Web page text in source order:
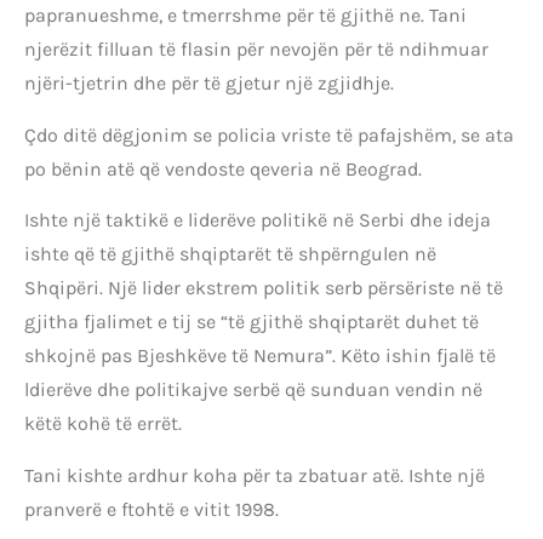
papranueshme, e tmerrshme për të gjithë ne. Tani
njerëzit filluan të flasin për nevojën për të ndihmuar
njëri-tjetrin dhe për të gjetur një zgjidhje.
Çdo ditë dëgjonim se policia vriste të pafajshëm, se ata
po bënin atë që vendoste qeveria në Beograd.
Ishte një taktikë e liderëve politikë në Serbi dhe ideja
ishte që të gjithë shqiptarët të shpërngulen në
Shqipëri. Një lider ekstrem politik serb përsëriste në të
gjitha fjalimet e tij se “të gjithë shqiptarët duhet të
shkojnë pas Bjeshkëve të Nemura”. Këto ishin fjalë të
ldierëve dhe politikajve serbë që sunduan vendin në
këtë kohë të errët.
Tani kishte ardhur koha për ta zbatuar atë. Ishte një
pranverë e ftohtë e vitit 1998.